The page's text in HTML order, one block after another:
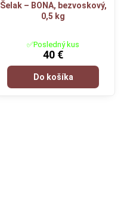
Šelak – BONA, bezvoskový,
0,5 kg
✅Posledný kus
40 €
Do košíka